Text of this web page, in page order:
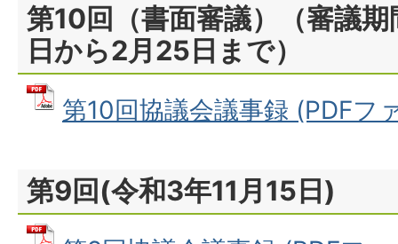
第10回（書面審議）（審議
日から2月25日まで）
第10回協議会議事録 (PDFフ
第9回(令和3年11月15日)